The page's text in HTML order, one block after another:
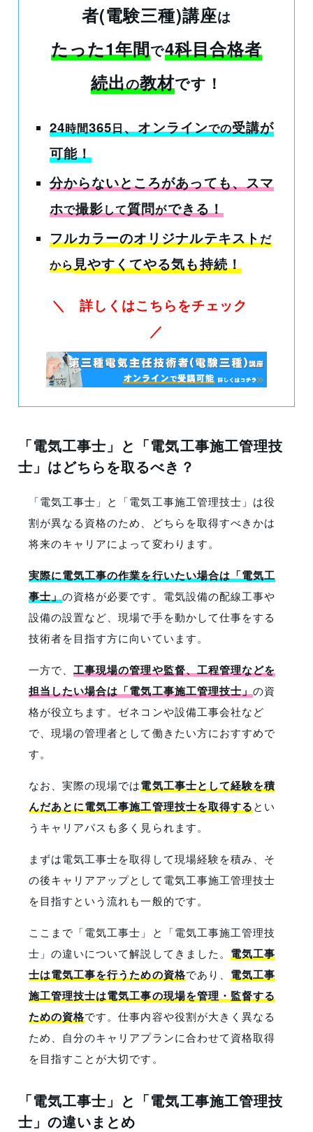
者(電験三種)講座は
たった1年間で4科目合格者
続出の教材です！
24時間365日、オンラインでの受講が
可能！
分からないところがあっても、スマ
ホで撮影して質問ができる！
フルカラーのオリジナルテキストだ
から見やすくてやる気も持続！
＼ 詳しくはこちらをチェック
／
「電気工事士」と「電気工事施工管理技
士」はどちらを取るべき？
「電気工事士」と「電気工事施工管理技士」は役
割が異なる資格のため、どちらを取得すべきかは
将来のキャリアによって変わります。
実際に電気工事の作業を行いたい場合は「電気工
事士」の資格が必要です。電気設備の配線工事や
設備の設置など、現場で手を動かして仕事をする
技術者を目指す方に向いています。
一方で、工事現場の管理や監督、工程管理などを
担当したい場合は「電気工事施工管理技士」の資
格が役立ちます。ゼネコンや設備工事会社など
で、現場の管理者として働きたい方におすすめで
す。
なお、実際の現場では電気工事士として経験を積
んだあとに電気工事施工管理技士を取得するとい
うキャリアパスも多く見られます。
まずは電気工事士を取得して現場経験を積み、そ
の後キャリアアップとして電気工事施工管理技士
を目指すという流れも一般的です。
ここまで「電気工事士」と「電気工事施工管理技
士」の違いについて解説してきました。 電気工事
士は電気工事を行うための資格であり、 電気工事
施工管理技士は電気工事の現場を管理・監督する
ための資格です。仕事内容や役割が大きく異なる
ため、自分のキャリアプランに合わせて資格取得
を目指すことが大切です。
「電気工事士」と「電気工事施工管理技
士」の違いまとめ